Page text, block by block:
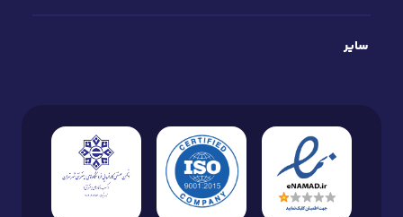
سایر